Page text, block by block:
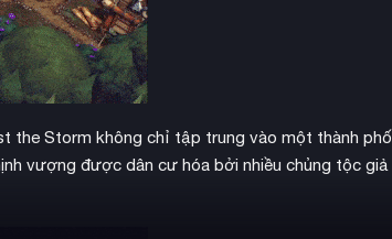
the Storm không chỉ tập trung vào một thành phố
vượng được dân cư hóa bởi nhiều chủng tộc giả